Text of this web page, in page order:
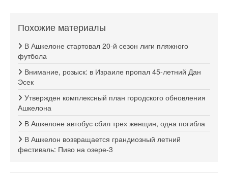
Похожие материалы
В Ашкелоне стартовал 20-й сезон лиги пляжного
футбола
Внимание, розыск: в Израиле пропал 45-летний Дан
Эсек
Утвержден комплексный план городского обновления
Ашкелона
В Ашкелоне автобус сбил трех женщин, одна погибла
В Ашкелон возвращается грандиозный летний
фестиваль: Пиво на озере-3